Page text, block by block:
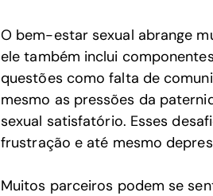
O bem-estar sexual abrange
ele também inclui
questões como falta de
mesmo as pressões da
sexual satisfatório. Esses
frustração e até mesmo
Muitos parceiros podem se